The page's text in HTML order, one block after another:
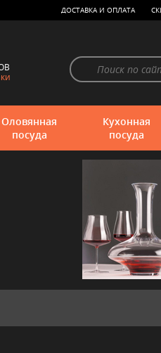
ДОСТАВКА И ОПЛАТА
Оловянная
посуда
Кухонная
посуда